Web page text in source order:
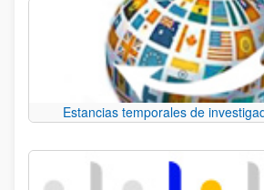
Estancias temporales de